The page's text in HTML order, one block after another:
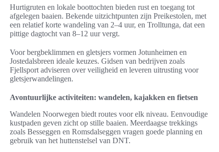
Hurtigruten en lokale boottochten bieden rust en toegang tot
afgelegen baaien. Bekende uitzichtpunten zijn Preikestolen, met
een relatief korte wandeling van 2–4 uur, en Trolltunga, dat een
pittige dagtocht van 8–12 uur vergt.
Voor bergbeklimmen en gletsjers vormen Jotunheimen en
Jostedalsbreen ideale keuzes. Gidsen van bedrijven zoals
Fjellsport adviseren over veiligheid en leveren uitrusting voor
gletsjerwandelingen.
Avontuurlijke activiteiten: wandelen, kajakken en fietsen
Wandelen Noorwegen biedt routes voor elk niveau. Eenvoudige
kustpaden geven zicht op stille baaien. Meerdaagse trekkings
zoals Besseggen en Romsdalseggen vragen goede planning en
gebruik van het huttenstelsel van DNT.